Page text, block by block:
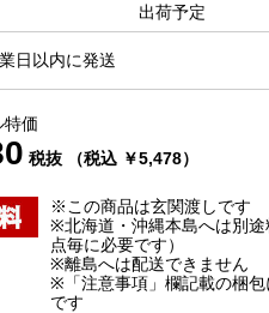
出荷予定
日以内に発送
特価
税抜 （税込 ￥5,478）
※この商品は玄関渡しです
※北海道・沖縄本島へは別途
点毎に必要です）
※離島へは配送できません
※「注意事項」欄記載の梱
です